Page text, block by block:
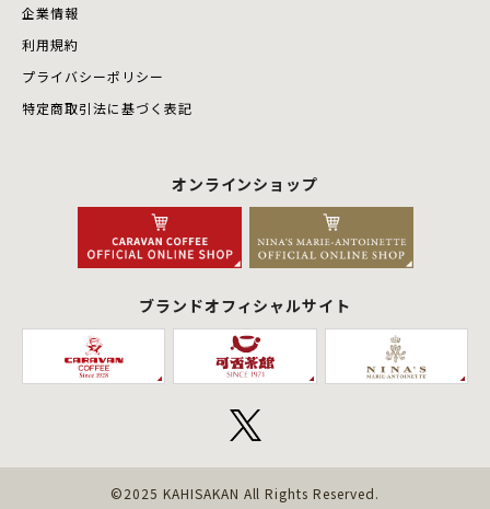
企業情報
利用規約
プライバシーポリシー
特定商取引法に基づく表記
オンラインショップ
ブランドオフィシャルサイト
©2025 KAHISAKAN All Rights Reserved.